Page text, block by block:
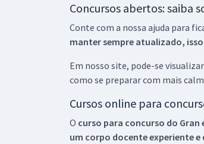
Concursos abertos: saiba
Conte com a nossa ajuda para
manter sempre atualizado,
Em nosso site, pode-se
como se preparar com mais
Cursos online para
O curso para concurso do
um corpo docente experiente